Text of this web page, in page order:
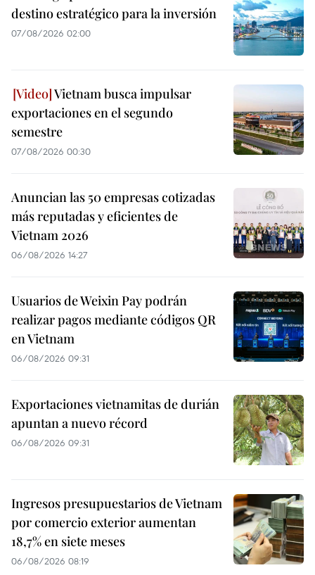
destino estratégico para la inversión
07/08/2026 02:00
Vietnam busca impulsar
exportaciones en el segundo
semestre
07/08/2026 00:30
Anuncian las 50 empresas cotizadas
más reputadas y eficientes de
Vietnam 2026
06/08/2026 14:27
Usuarios de Weixin Pay podrán
realizar pagos mediante códigos QR
en Vietnam
06/08/2026 09:31
Exportaciones vietnamitas de durián
apuntan a nuevo récord
06/08/2026 09:31
Ingresos presupuestarios de Vietnam
por comercio exterior aumentan
18,7% en siete meses
06/08/2026 08:19